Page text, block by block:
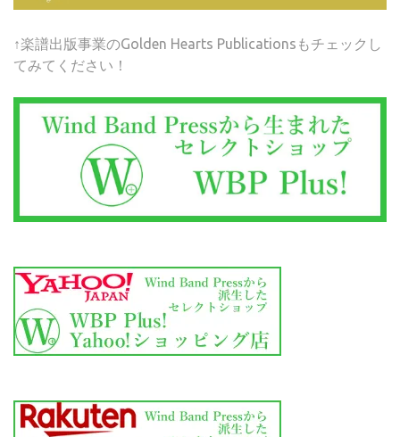
↑楽譜出版事業のGolden Hearts Publicationsもチェックし
てみてください！